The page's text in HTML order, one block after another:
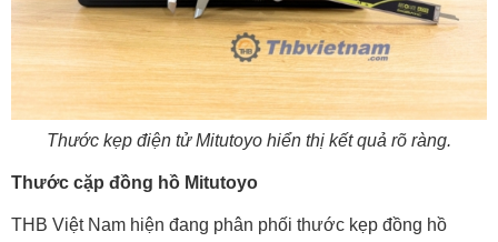
Thước kẹp điện tử Mitutoyo hiển thị kết quả rõ ràng.
Thước cặp đồng hồ Mitutoyo
THB Việt Nam hiện đang phân phối thước kẹp đồng hồ